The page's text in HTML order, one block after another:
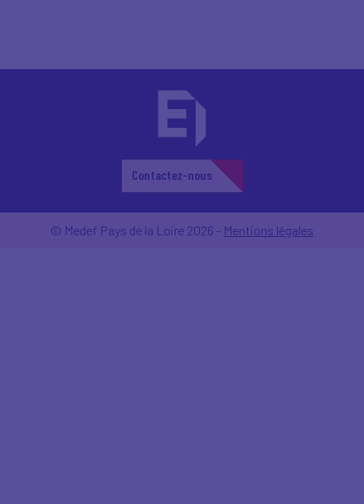
Contactez-nous
© Medef Pays de la Loire 2026 - Mentions légales